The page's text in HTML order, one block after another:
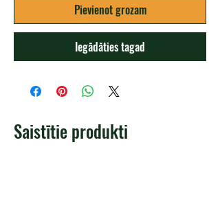
Pievienot grozam
Iegādāties tagad
Saistītie produkti